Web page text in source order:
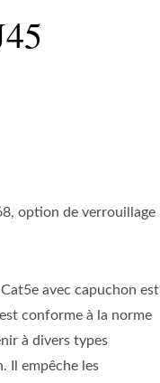
option de verrouillage
avec capuchon est
conforme à la norme
à divers types
Il empêche les